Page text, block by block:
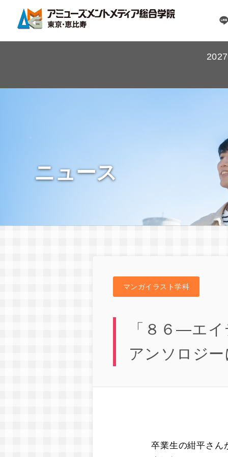
ニュース
マンガイラスト学科
「８６―エ
アンソロジ
卒業生の紺平さ